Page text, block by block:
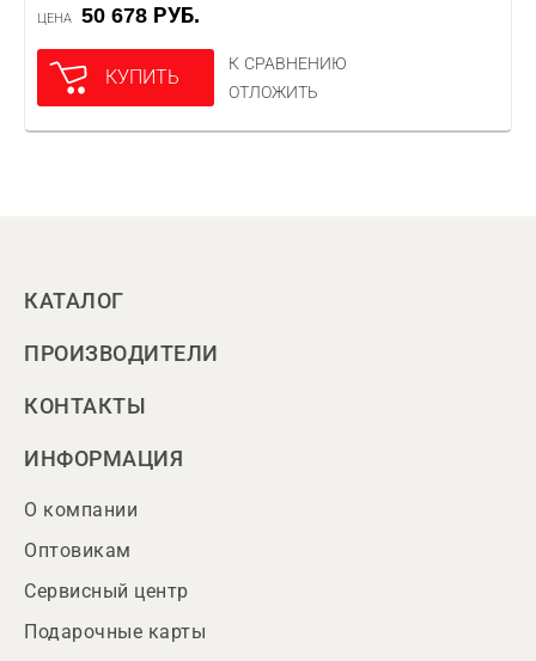
ЦЕНА 50 678 РУБ.
КУПИТЬ
К СРАВНЕНИЮ
ОТЛОЖИТЬ
КАТАЛОГ
ПРОИЗВОДИТЕЛИ
КОНТАКТЫ
ИНФОРМАЦИЯ
О компании
Оптовикам
Сервисный центр
Подарочные карты